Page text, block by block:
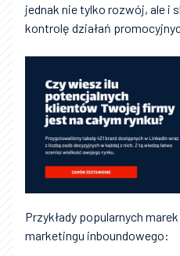
jednak nie tylko rozwój, ale i
kontrolę działań
Przykłady popularnych
marketingu inboundowego: